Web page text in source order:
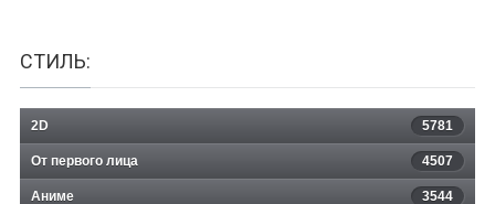
СТИЛЬ:
2D 5781
От первого лица 4507
Аниме 3544